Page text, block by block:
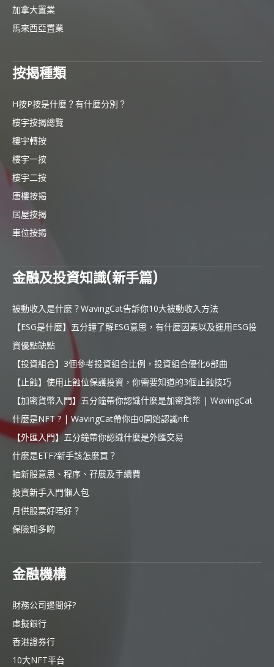
加拿大置業
馬來西亞置業
按揭種類
H按P按是什麼？有什麼分別？
樓宇按揭總覽
樓宇轉按
樓宇一按
樓宇二按
唐樓按揭
居屋按揭
車位按揭
金融及投資知識(新手篇)
被動收入是什麼？WavingCat告訴你10大被動收入方法
【ESG是什麼】五分鐘了解ESG意思，有什麼因素以及運用ESG投
資優點缺點
【投資組合】3個參考投資組合比例，投資組合優化6部曲
【止蝕】使用止蝕位保護投資，你需要知道的3個止蝕技巧
【加密貨幣入門】五分鐘帶你認識什麼是加密貨幣 | WavingCat
什麼是NFT ? | WavingCat帶你由0開始認識nft
【外匯入門】五分鐘帶你認識什麼是外匯交易
什麼是ETF?新手該怎麼買？
抽新股意思、程序、孖展及手續費
投資新手入門懶人包
月供股票好唔好？
保險知多啲
金融機構
財務公司邊間好?
虛擬銀行
香港證券行
10大NFT平台